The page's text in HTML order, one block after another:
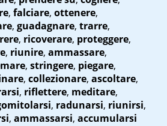
, falciare, ottenere,
, guadagnare, trarre,
, ricoverare, proteggere,
, riunire, ammassare,
, stringere, piegare,
, collezionare, ascoltare,
, riflettere, meditare,
, radunarsi, riunirsi,
, ammassarsi, accumularsi